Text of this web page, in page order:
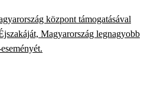
központ támogatásával
Magyarország legnagyobb